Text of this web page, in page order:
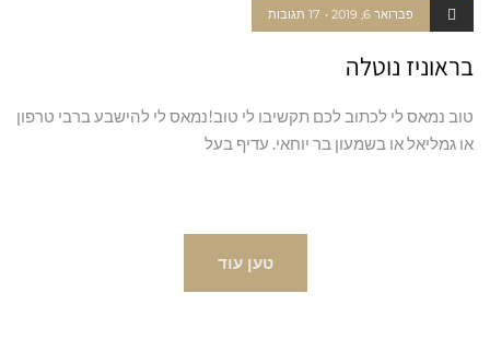
פברואר 6, 2019 17 תגובות
בראוניז נוטלה
טוב נמאס לי לכתוב לכם תקשיבו לי טוב!נמאס לי להישבע ברבי טרפון
או גמליאל או בשמעון בר יוחאי. עדיף בעל
טען עוד